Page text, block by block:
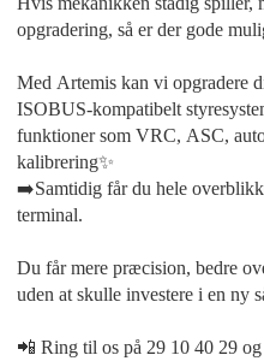
opgradering, så er der gode
Med Artemis kan vi opgradere
ISOBUS-kompatibelt
funktioner som VRC, ASC,
kalibrering✨
➡️Samtidig får du hele
terminal.
Du får mere præcision, bedre
uden at skulle investere i en ny
📲 Ring til os på 29 10 40 29